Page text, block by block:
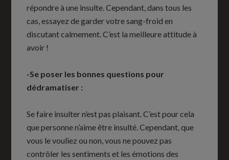
répondre à une insulte. Cependant, dans tous les
cas, essayez de garder votre sang-froid en
discutant calmement. C’est la meilleure attitude à
avoir !
-Se poser les bonnes questions pour
dédramatiser :
Se faire insulter n’est pas plaisant. C’est pour cela
que personne n’aime être insulté. Cependant, que
vous le vouliez ou non, vous ne pouvez pas
contrôler les sentiments et les émotions des